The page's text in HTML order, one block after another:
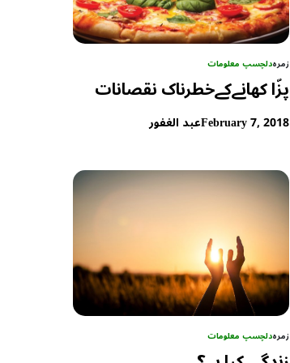
زمرہدلچسپ معلومات
پزّا کھانےکےخطرناک نقصانات
February 7, 2018عبد الغفور
زمرہدلچسپ معلومات